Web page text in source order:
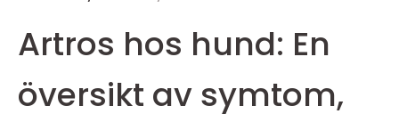
Artros hos hund: En
översikt av symtom,